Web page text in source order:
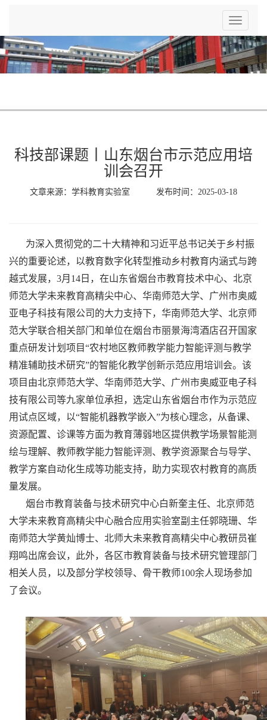
Toggle
科技部课题丨山东烟台市示范应用培
训会召开
文章来源：学科教育实验室 发布时间：2025-03-18
为深入贯彻党的二十大精神和习近平总书记关于乡村振
兴的重要论述，以教育数字化转型推动乡村教育内涵式与跨
越式发展，3月14日，在山东省烟台市教育技术中心、北京
师范大学未来教育高精尖中心、华南师范大学、广州市奥威
亚电子科技有限公司的大力支持下，华南师范大学、北京师
范大学联合相关部门和单位在烟台市丽景海湾酒店召开国家
重点研发计划项目“农村地区教师教学能力智能评测与教学
精准辅助技术研究”的智能化教学创新示范应用培训会。该
项目由北京师范大学、华南师范大学、广州市奥威亚电子科
技有限公司等九家单位承担，选定山东省烟台市作为示范应
用试点区域，以“智能机器教学嵌入”为核心理念，从备课、
资源配置、诊课等方面为教育薄弱地区提供教学场景智能测
绘与理解、教师教学能力智能评测、教学资源聚合与导学、
教学方案自动化生成等功能支持，助力实现农村教育的高质
量发展。
烟台市教育装备与技术研究中心白新奎主任、北京师范
大学未来教育高精尖中心融合应用实验室副主任郭晓珊、华
南师范大学黄灿博士、北师大未来教育高精尖中心教研员崔
翔鸣出席会议，此外，各区市教育装备与技术研究管理部门
相关人员，以及部分学校领导、骨干教师100余人现场参加
了会议。